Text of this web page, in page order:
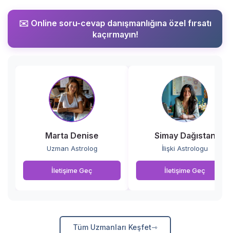
✉️ Online soru-cevap danışmanlığına özel fırsatı
kaçırmayın!
Marta Denise
Uzman Astrolog
İletişime Geç
Simay Dağıstan
İlişki Astrologu
İletişime Geç
Tüm Uzmanları Keşfet